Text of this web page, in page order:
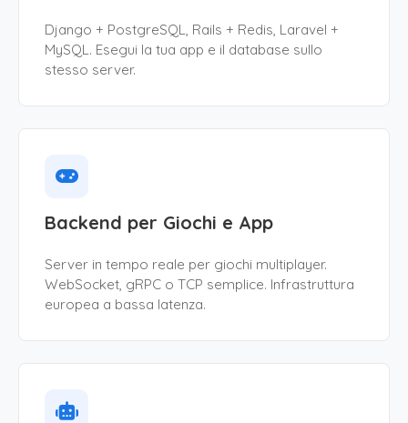
Django + PostgreSQL, Rails + Redis, Laravel +
MySQL. Esegui la tua app e il database sullo
stesso server.
Backend per Giochi e App
Server in tempo reale per giochi multiplayer.
WebSocket, gRPC o TCP semplice. Infrastruttura
europea a bassa latenza.